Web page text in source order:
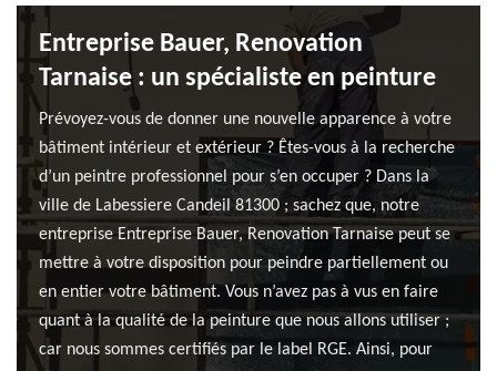
Entreprise Bauer, Renovation
Tarnaise : un spécialiste en peinture
Prévoyez-vous de donner une nouvelle apparence à votre
bâtiment intérieur et extérieur ? Êtes-vous à la recherche
d’un peintre professionnel pour s’en occuper ? Dans la
ville de Labessiere Candeil 81300 ; sachez que, notre
entreprise Entreprise Bauer, Renovation Tarnaise peut se
mettre à votre disposition pour peindre partiellement ou
en entier votre bâtiment. Vous n’avez pas à vus en faire
quant à la qualité de la peinture que nous allons utiliser ;
car nous sommes certifiés par le label RGE. Ainsi, pour